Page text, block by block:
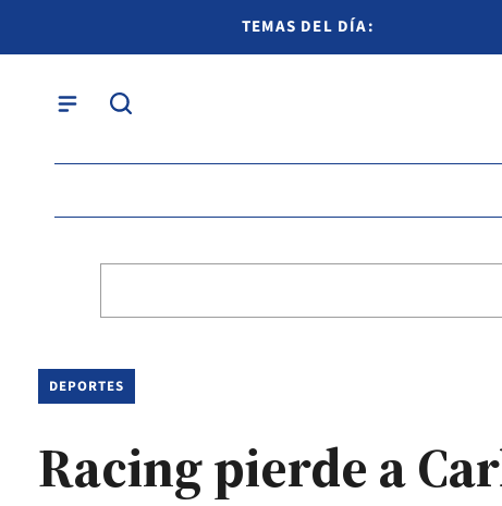
TEMAS DEL DÍA:
DEPORTES
Racing pierde a